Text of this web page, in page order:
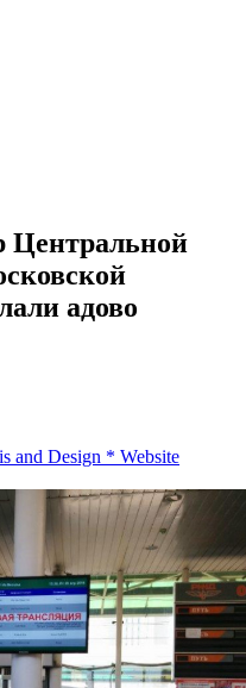
Центральной
адово
and Design * Website